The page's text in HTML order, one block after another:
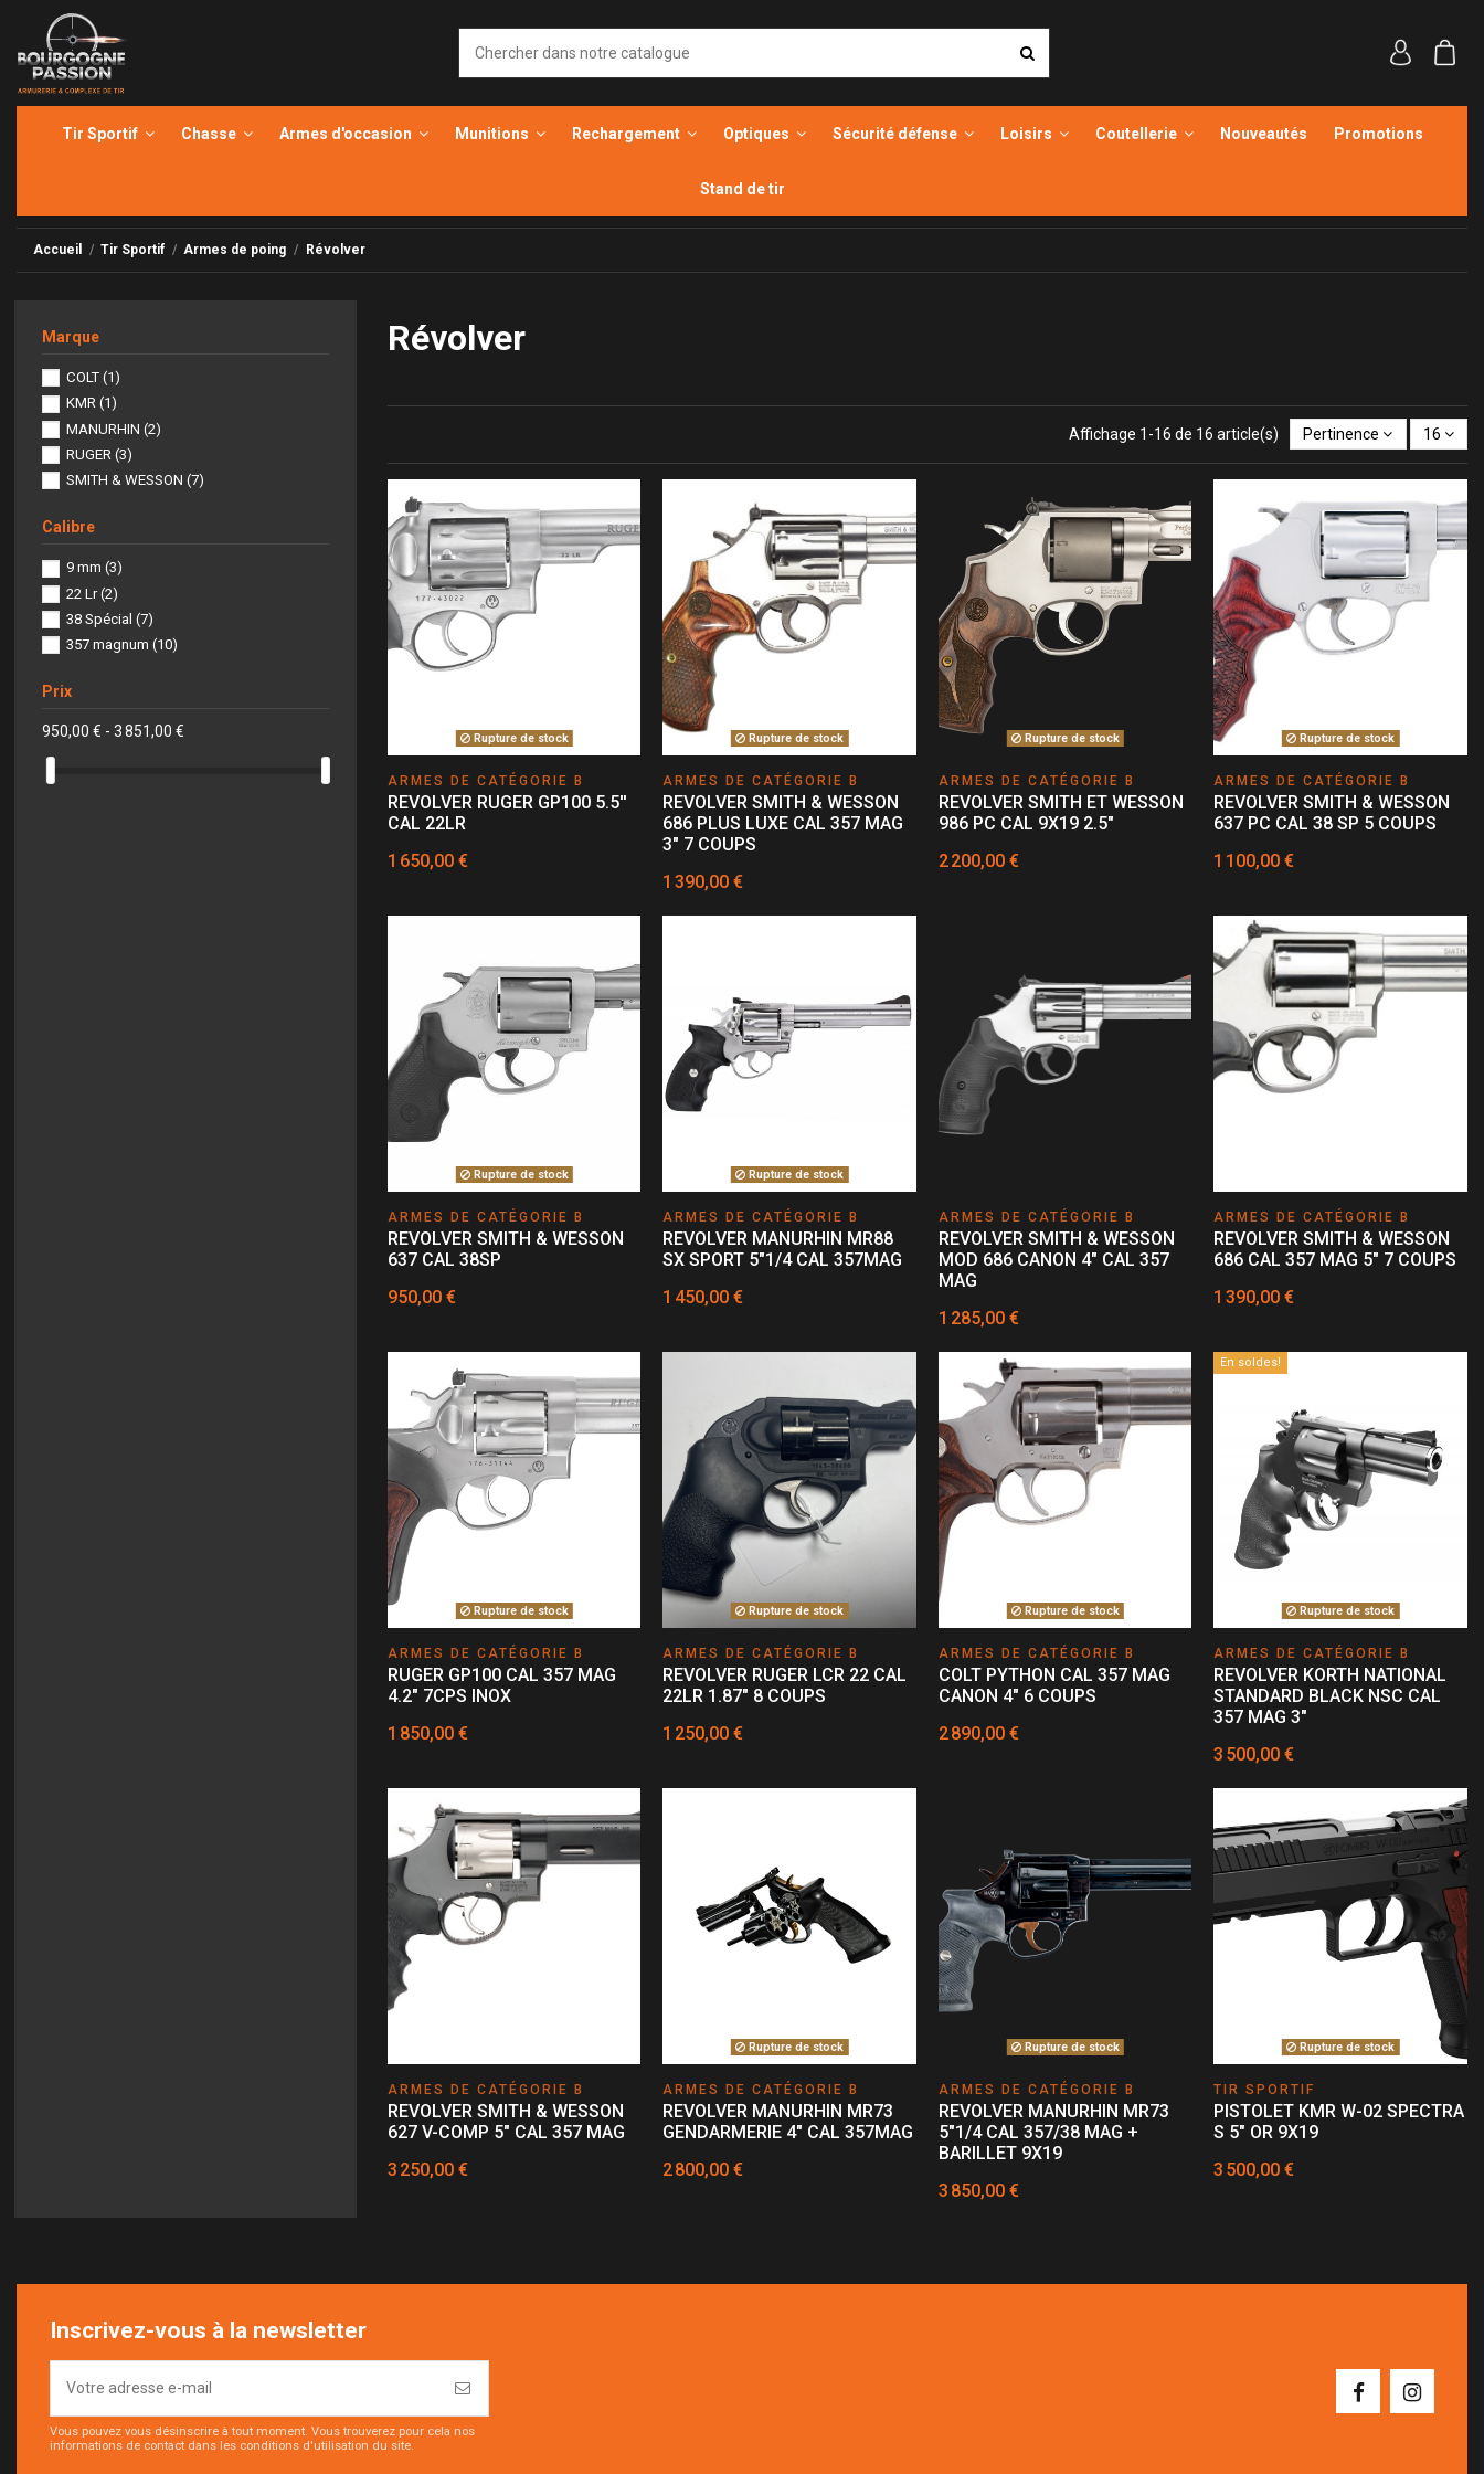
Tir Sportif Chasse Armes d'occasion Munitions Rechargement Optiques Sécurité défense Loisirs Coutellerie Nouveautés Promotions
Stand de tir
Accueil Tir Sportif Armes de poing Révolver
Révolver
Affichage 1-16 de 16 article(s) Pertinence 16
Rupture de stock
ARMES DE CATÉGORIE B
REVOLVER RUGER GP100 5.5''
CAL 22LR
1 650,00 €
Rupture de stock
ARMES DE CATÉGORIE B
REVOLVER SMITH & WESSON
686 PLUS LUXE CAL 357 MAG
3" 7 COUPS
1 390,00 €
Rupture de stock
ARMES DE CATÉGORIE B
REVOLVER SMITH ET WESSON
986 PC CAL 9X19 2.5"
2 200,00 €
Rupture de stock
ARMES DE CATÉGORIE B
REVOLVER SMITH & WESSON
637 PC CAL 38 SP 5 COUPS
1 100,00 €
Rupture de stock
ARMES DE CATÉGORIE B
REVOLVER SMITH & WESSON
637 CAL 38SP
950,00 €
Rupture de stock
ARMES DE CATÉGORIE B
REVOLVER MANURHIN MR88
SX SPORT 5"1/4 CAL 357MAG
1 450,00 €
ARMES DE CATÉGORIE B
REVOLVER SMITH & WESSON
MOD 686 CANON 4" CAL 357
MAG
1 285,00 €
ARMES DE CATÉGORIE B
REVOLVER SMITH & WESSON
686 CAL 357 MAG 5" 7 COUPS
1 390,00 €
Rupture de stock
ARMES DE CATÉGORIE B
RUGER GP100 CAL 357 MAG
4.2" 7CPS INOX
1 850,00 €
Rupture de stock
ARMES DE CATÉGORIE B
REVOLVER RUGER LCR 22 CAL
22LR 1.87" 8 COUPS
1 250,00 €
Rupture de stock
ARMES DE CATÉGORIE B
COLT PYTHON CAL 357 MAG
CANON 4" 6 COUPS
2 890,00 €
En soldes!
Rupture de stock
ARMES DE CATÉGORIE B
REVOLVER KORTH NATIONAL
STANDARD BLACK NSC CAL
357 MAG 3"
3 500,00 €
ARMES DE CATÉGORIE B
REVOLVER SMITH & WESSON
627 V-COMP 5" CAL 357 MAG
3 250,00 €
Rupture de stock
ARMES DE CATÉGORIE B
REVOLVER MANURHIN MR73
GENDARMERIE 4" CAL 357MAG
2 800,00 €
Rupture de stock
ARMES DE CATÉGORIE B
REVOLVER MANURHIN MR73
5"1/4 CAL 357/38 MAG +
BARILLET 9X19
3 850,00 €
Rupture de stock
TIR SPORTIF
PISTOLET KMR W-02 SPECTRA
S 5" OR 9X19
3 500,00 €
Marque
COLT(1)
KMR(1)
MANURHIN(2)
RUGER(3)
SMITH & WESSON(7)
Calibre
9 mm(3)
22 Lr(2)
38 Spécial(7)
357 magnum(10)
Prix
950,00 € - 3 851,00 €
Inscrivez-vous à la newsletter
Vous pouvez vous désinscrire à tout moment. Vous trouverez pour cela nos
informations de contact dans les conditions d'utilisation du site.